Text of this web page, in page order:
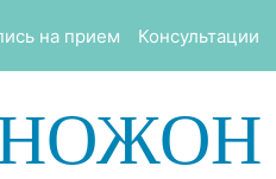
на прием Консультации